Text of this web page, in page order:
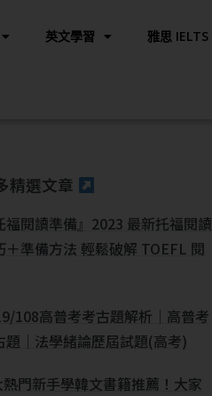
英文學習 雅思 IELTS
精選文章
福閱讀準備』2023 最新托福閱讀
＋準備方法 輕鬆破解 TOEFL 閱
108高普考考古題解析｜高普考
題｜法學緒論歷屆試題(高考)
熱門新手學韓文書籍推薦！大家